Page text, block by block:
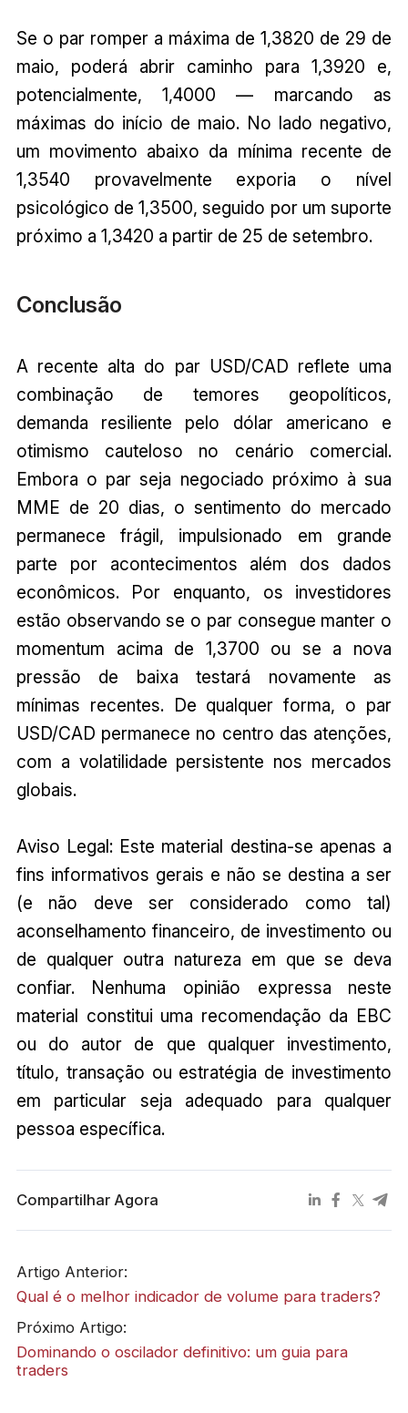
Se o par romper a máxima de 1,3820 de 29 de
maio, poderá abrir caminho para 1,3920 e,
potencialmente, 1,4000 — marcando as
máximas do início de maio. No lado negativo,
um movimento abaixo da mínima recente de
1,3540 provavelmente exporia o nível
psicológico de 1,3500, seguido por um suporte
próximo a 1,3420 a partir de 25 de setembro.
Conclusão
A recente alta do par USD/CAD reflete uma
combinação de temores geopolíticos,
demanda resiliente pelo dólar americano e
otimismo cauteloso no cenário comercial.
Embora o par seja negociado próximo à sua
MME de 20 dias, o sentimento do mercado
permanece frágil, impulsionado em grande
parte por acontecimentos além dos dados
econômicos. Por enquanto, os investidores
estão observando se o par consegue manter o
momentum acima de 1,3700 ou se a nova
pressão de baixa testará novamente as
mínimas recentes. De qualquer forma, o par
USD/CAD permanece no centro das atenções,
com a volatilidade persistente nos mercados
globais.
Aviso Legal: Este material destina-se apenas a
fins informativos gerais e não se destina a ser
(e não deve ser considerado como tal)
aconselhamento financeiro, de investimento ou
de qualquer outra natureza em que se deva
confiar. Nenhuma opinião expressa neste
material constitui uma recomendação da EBC
ou do autor de que qualquer investimento,
título, transação ou estratégia de investimento
em particular seja adequado para qualquer
pessoa específica.
Compartilhar Agora
Artigo Anterior:
Qual é o melhor indicador de volume para traders?
Próximo Artigo:
Dominando o oscilador definitivo: um guia para
traders